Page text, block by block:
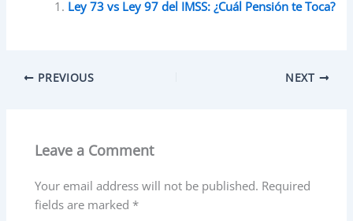
Ley 73 vs Ley 97 del IMSS: ¿Cuál Pensión te Toca?
PREVIOUS NEXT
Leave a Comment
Your email address will not be published. Required
fields are marked *